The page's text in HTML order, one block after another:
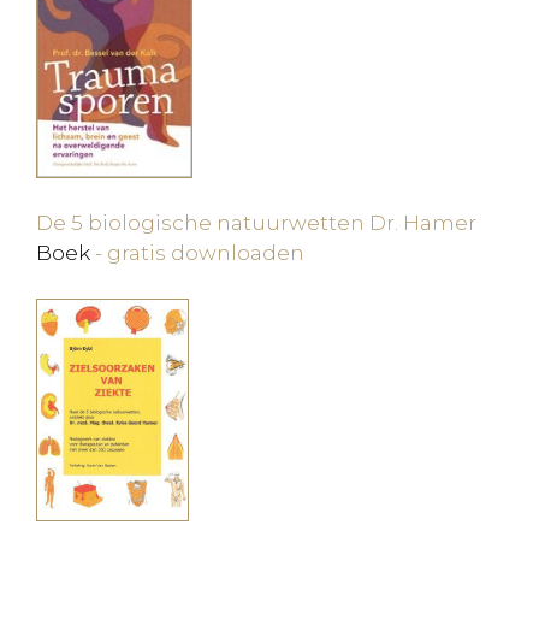
De 5 biologische natuurwetten Dr. Hamer
Boek - gratis downloaden